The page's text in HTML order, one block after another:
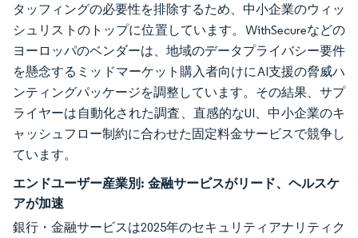
タッフィングの必要性を排除するため、中小企業のウィッ
シュリストのトップに位置しています。WithSecureなどの
ヨーロッパのベンダーは、地域のデータプライバシー要件
を懸念するミッドマーケット購入者向けにAI支援の脅威ハ
ンティングパッケージを調整しています。その結果、サプ
ライヤーは自動化された調査、直感的なUI、中小企業のキ
ャッシュフロー制約に合わせた固定料金サービスで競争し
ています。
エンドユーザー産業別: 金融サービスがリード、ヘルスケ
アが加速
銀行・金融サービスは2025年のセキュリティアナリティク